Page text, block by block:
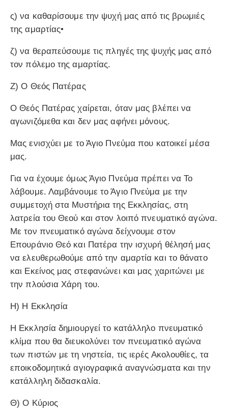
ς) να καθαρίσουμε την ψυχή μας από τις βρωμιές
της αμαρτίας•
ζ) να θεραπεύσουμε τις πληγές της ψυχής μας από
τον πόλεμο της αμαρτίας.
Ζ) Ο Θεός Πατέρας
Ο Θεός Πατέρας χαίρεται, όταν μας βλέπει να
αγωνιζόμεθα και δεν μας αφήνει μόνους.
Μας ενισχύει με το Άγιο Πνεύμα που κατοικεί μέσα
μας.
Για να έχουμε όμως Άγιο Πνεύμα πρέπει να Το
λάβουμε. Λαμβάνουμε το Άγιο Πνεύμα με την
συμμετοχή στα Μυστήρια της Εκκλησίας, στη
λατρεία του Θεού και στον λοιπό πνευματικό αγώνα.
Με τον πνευματικό αγώνα δείχνουμε στον
Επουράνιο Θεό και Πατέρα την ισχυρή θέλησή μας
να ελευθερωθούμε από την αμαρτία και το θάνατο
και Εκείνος μας στεφανώνει και μας χαριτώνει με
την πλούσια Χάρη του.
Η) Η Εκκλησία
Η Εκκλησία δημιουργεί το κατάλληλο πνευματικό
κλίμα που θα διευκολύνει τον πνευματικό αγώνα
των πιστών με τη νηστεία, τις ιερές Ακολουθίες, τα
εποικοδομητικά αγιογραφικά αναγνώσματα και την
κατάλληλη διδασκαλία.
Θ) Ο Κύριος